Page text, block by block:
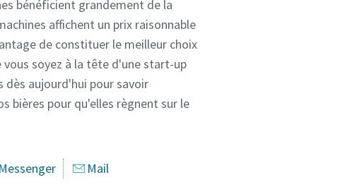
bénéficient grandement de la
affichent un prix raisonnable
de constituer le meilleur choix
soyez à la tête d'une start-up
dès aujourd'hui pour savoir
bières pour qu'elles règnent sur le
Messenger Mail